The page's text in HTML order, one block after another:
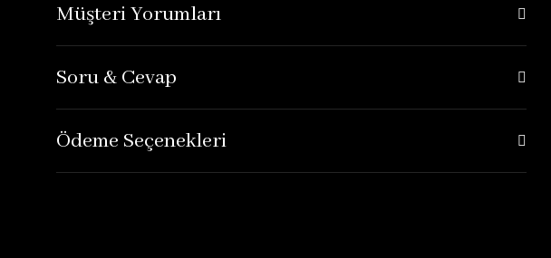
Müşteri Yorumları
Soru & Cevap
Ödeme Seçenekleri